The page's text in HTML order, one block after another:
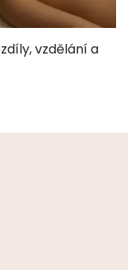
vzdělání a